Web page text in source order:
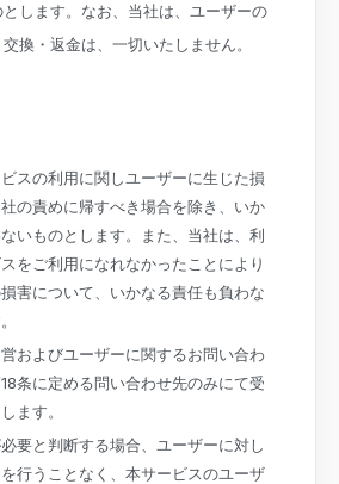
します。なお、当社は、ユーザーの
換・返金は、一切いたしません。
スの利用に関しユーザーに生じた損
の責めに帰すべき場合を除き、いか
いものとします。また、当社は、利
をご利用になれなかったことにより
害について、いかなる責任も負わな
およびユーザーに関するお問い合わ
条に定める問い合わせ先のみにて受
ます。
要と判断する場合、ユーザーに対し
行うことなく、本サービスのユーザ